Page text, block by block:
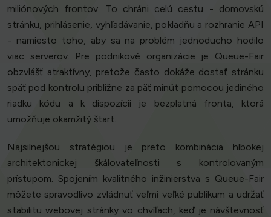
miliónových frontov. To chráni celú cestu - domovskú
stránku, prihlásenie, vyhľadávanie, pokladňu a rozhranie API
- namiesto toho, aby sa na problém jednoducho hodilo
viac serverov. Pre podnikové organizácie je Queue-Fair
obzvlášť atraktívny, pretože často dokáže dostať stránku
späť pod kontrolu približne za päť minút pomocou jediného
riadku kódu a k dispozícii je bezplatná fronta, ktorá
umožňuje okamžitý štart.
Najsilnejšou stratégiou je preto kombinácia hlbokej
architektonickej škálovateľnosti s kontrolovaným
prístupom. Spojením kvalitného inžinierstva s Queue-Fair
môžete spravodlivo zvládnuť veľmi veľké publikum a udržať
stabilitu webovej stránky vo chvíľach, keď je návštevnosť